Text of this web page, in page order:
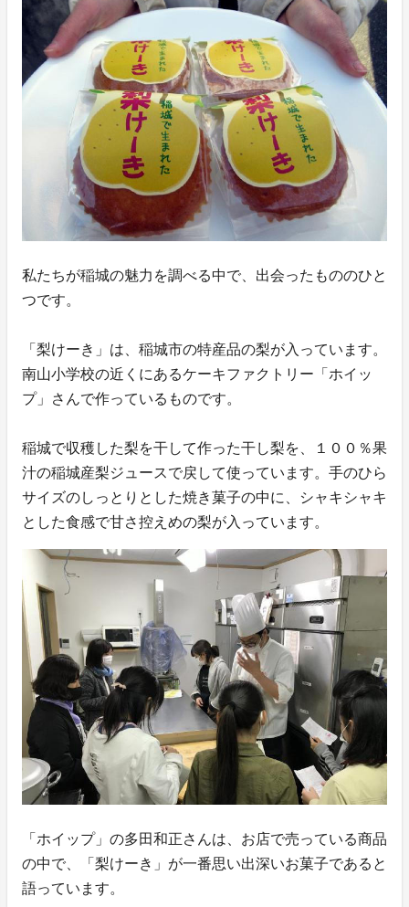
私たちが稲城の魅力を調べる中で、出会ったもののひと
つです。
「梨けーき」は、稲城市の特産品の梨が入っています。
南山小学校の近くにあるケーキファクトリー「ホイッ
プ」さんで作っているものです。
稲城で収穫した梨を干して作った干し梨を、１００％果
汁の稲城産梨ジュースで戻して使っています。手のひら
サイズのしっとりとした焼き菓子の中に、シャキシャキ
とした食感で甘さ控えめの梨が入っています。
「ホイップ」の多田和正さんは、お店で売っている商品
の中で、「梨けーき」が一番思い出深いお菓子であると
語っています。